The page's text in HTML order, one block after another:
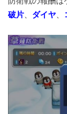
破片
ダイヤ